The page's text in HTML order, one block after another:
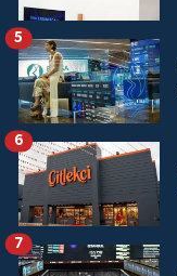
5
6
7